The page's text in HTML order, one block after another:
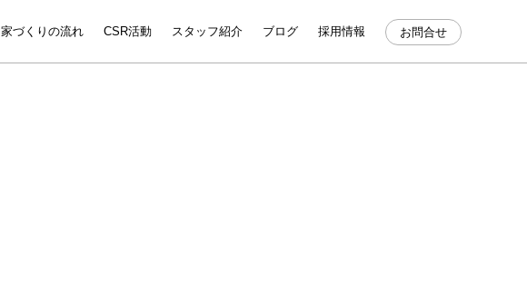
家づくりの流れ CSR活動 スタッフ紹介 ブログ 採用情報 お問合せ